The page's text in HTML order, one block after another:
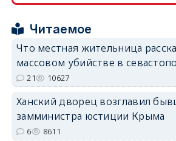
Читаемое
Что местная жительница
массовом убийстве в
21 10627
Ханский дворец возглавил
замминистра юстиции Крыма
6 8611